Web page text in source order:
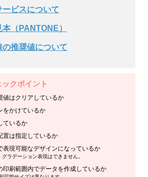
ービスについて
（PANTONE）
推奨値について
クポイント
値はクリアしているか
をかけているか
ているか
置は指定しているか
表現可能なデザインになっているか
ラデーション表現はできません。
印刷範囲内でデータを作成しているか